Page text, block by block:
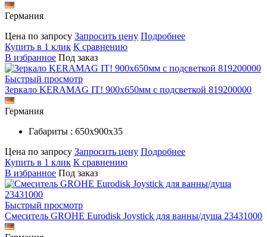
Германия
Цена по запросу Запросить цену Подробнее
Купить в 1 клик К сравнению
В избранное Под заказ
Быстрый просмотр
Зеркало KERAMAG IT! 900х650мм с подсветкой 819200000
Германия
Габариты : 650х900х35
Цена по запросу Запросить цену Подробнее
Купить в 1 клик К сравнению
В избранное Под заказ
Быстрый просмотр
Смеситель GROHE Eurodisk Joystick для ванны/душа 23431000